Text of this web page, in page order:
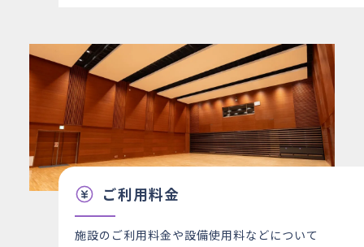
ご利用料金
施設のご利用料金や設備使用料などについて